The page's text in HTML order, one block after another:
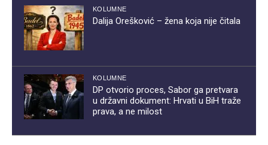
KOLUMNE
Dalija Orešković – žena koja nije čitala
KOLUMNE
DP otvorio proces, Sabor ga pretvara
u državni dokument: Hrvati u BiH traže
prava, a ne milost